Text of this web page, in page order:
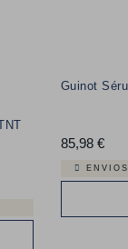
Guinot
85,98 €